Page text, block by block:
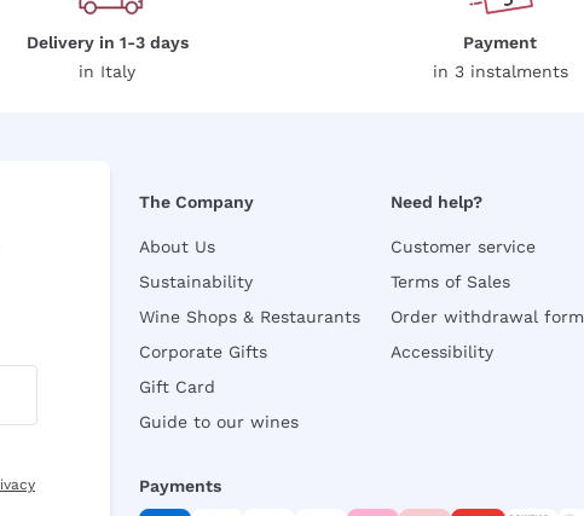
Delivery in 1-3 days
in Italy
Payment
in 3 instalments
The Company
About Us
Sustainability
Wine Shops & Restaurants
Corporate Gifts
Gift Card
Guide to our wines
Need help?
Customer service
Terms of Sales
Order withdrawal form
Accessibility
Payments